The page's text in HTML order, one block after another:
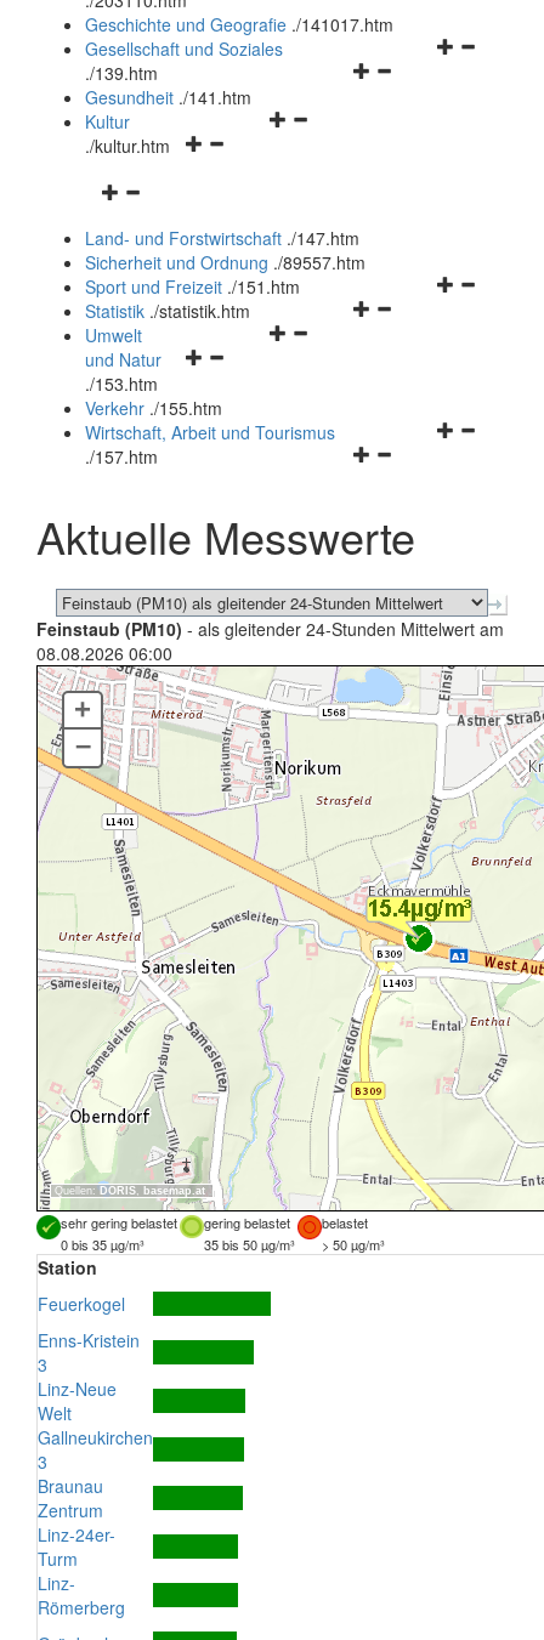
und
schließen
Geschichte und Geografie ./141017.htm
Navigationsmenü
Gesellschaft und Soziales
./139.htm
Navigationsmenü
Gesundheit ./141.htm
Navigationsmenü
Kultur
./kultur.htm
Navigationsmenü
und
schließen
Land- und Forstwirtschaft ./147.htm
Sicherheit und Ordnung ./89557.htm
Navigationsmenü
Sport und Freizeit ./151.htm
Navigationsmenü
Statistik ./statistik.htm
Navigationsmenü
und
schließen
Umwelt
und Natur
./153.htm
Verkehr ./155.htm
Navigationsmenü
schließen
Wirtschaft, Arbeit und Tourismus
./157.htm
Aktuelle Messwerte
Feinstaub (PM10) - als gleitender 24-Stunden Mittelwert am
08.08.2026 06:00
Quellen: DORIS, basemap.at
+
–
sehr gering belastet gering belastet
belastet
0 bis 35 µg/m³
35 bis 50 µg/m³ > 50 µg/m³
Station
Feuerkogel
Enns-Kristein
3
Linz-Neue
Welt
Gallneukirchen
3
Braunau
Zentrum
Linz-24er-
Turm
Linz-
Römerberg